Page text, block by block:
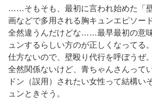
……そもそも、最初に言われ始めた「
画などで多用される胸キュンエピソー
全然違うんだけどな……最早最初の意
ュンするらしい方のが正しくなってる。
仕方ないので、壁殴り代行を呼ぼうぜ。
全然関係ないけど、青ちゃんさんって
ドン（誤用）されたい女性って結構い
ュンときそう。